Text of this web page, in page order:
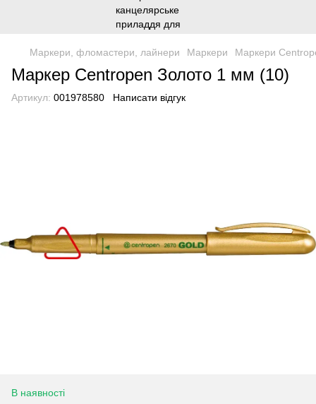
Маркери, фломастери, лайнери Маркери Маркери
Маркер Centropen Золото 1 мм (10)
Артикул: 001978580 Написати відгук
В наявності